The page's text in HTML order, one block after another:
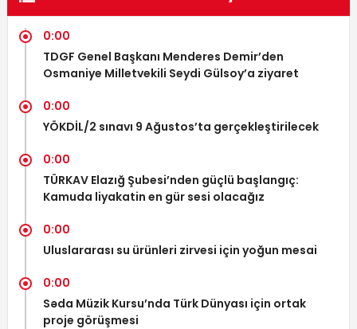
0:00
TDGF Genel Başkanı Menderes Demir’den
Osmaniye Milletvekili Seydi Gülsoy’a ziyaret
0:00
YÖKDİL/2 sınavı 9 Ağustos’ta gerçekleştirilecek
0:00
TÜRKAV Elazığ Şubesi’nden güçlü başlangıç:
Kamuda liyakatin en gür sesi olacağız
0:00
Uluslararası su ürünleri zirvesi için yoğun mesai
0:00
Səda Müzik Kursu’nda Türk Dünyası için ortak
proje görüşmesi